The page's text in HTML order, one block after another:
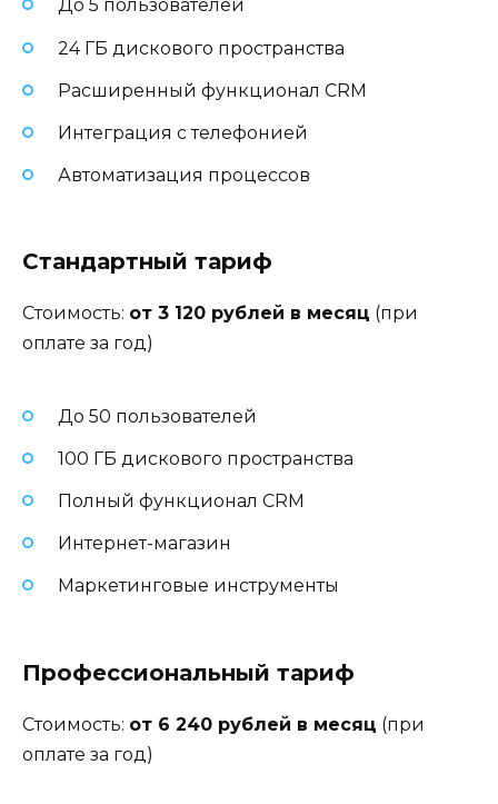
До 5 пользователей
24 ГБ дискового пространства
Расширенный функционал CRM
Интеграция с телефонией
Автоматизация процессов
Стандартный тариф
Стоимость: от 3 120 рублей в месяц (при
оплате за год)
До 50 пользователей
100 ГБ дискового пространства
Полный функционал CRM
Интернет-магазин
Маркетинговые инструменты
Профессиональный тариф
Стоимость: от 6 240 рублей в месяц (при
оплате за год)